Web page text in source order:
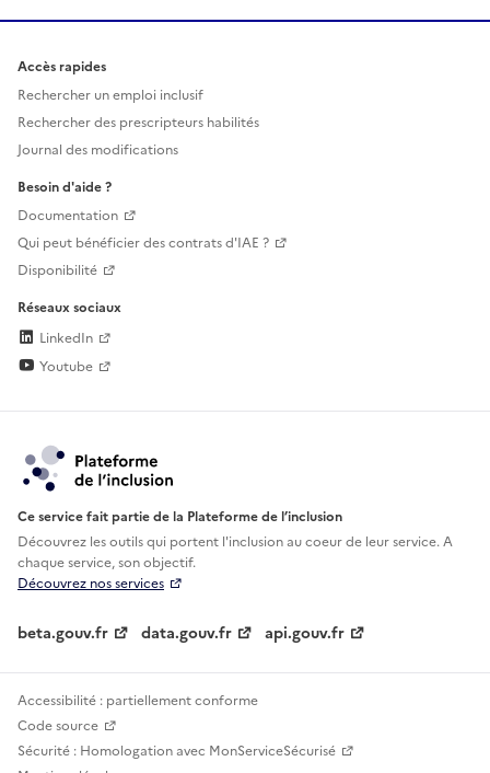
Accès rapides
Rechercher un emploi inclusif
Rechercher des prescripteurs habilités
Journal des modifications
Besoin d'aide ?
Documentation
Qui peut bénéficier des contrats d'IAE ?
Disponibilité
Réseaux sociaux
LinkedIn
Youtube
Ce service fait partie de la Plateforme de l’inclusion
Découvrez les outils qui portent l'inclusion aucoeur de leur service. A
chaque service, son objectif.
Découvrez nos services
beta.gouv.fr data.gouv.fr api.gouv.fr
Accessibilité : partiellement conforme
Code source
Sécurité : Homologation avec MonServiceSécurisé